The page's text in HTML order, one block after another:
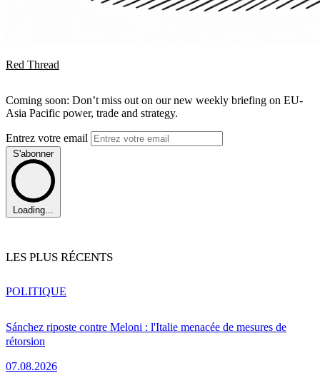
Red Thread
Coming soon: Don’t miss out on our new weekly briefing on EU-
Asia Pacific power, trade and strategy.
Entrez votre email
S'abonner
Loading...
LES PLUS RÉCENTS
Sánchez riposte contre Meloni : l'Italie menacée de mesures de
rétorsion
07.08.2026
POLITIQUE